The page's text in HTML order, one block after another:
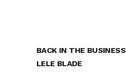
BACK IN THE BUSINESS
LELE BLADE